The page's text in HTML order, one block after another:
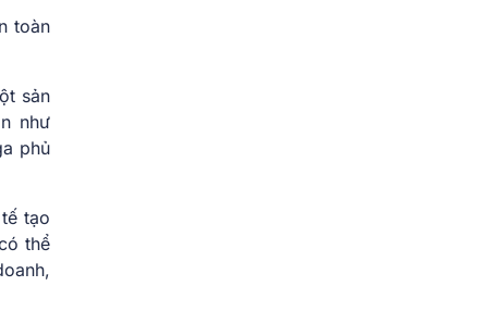
toàn
sản
như
phủ
tạo
thể